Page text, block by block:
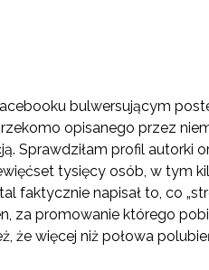
bulwersującym
opisanego przez
Sprawdziłam profil autorki
tysięcy osób, w tym
faktycznie napisał to, co
za promowanie którego
że więcej niż połowa